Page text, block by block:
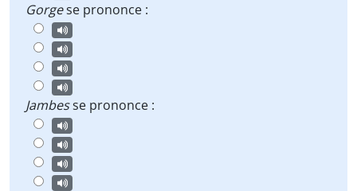
Gorgese prononce :
Jambesse prononce :